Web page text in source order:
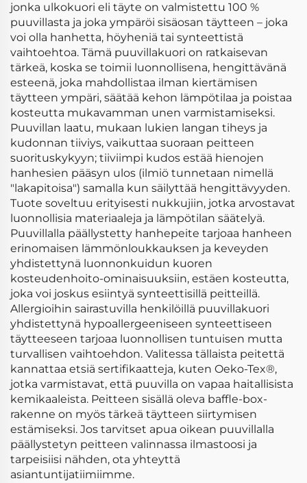
jonka ulkokuori eli täyte on valmistettu 100 %
puuvillasta ja joka ympäröi sisäosan täytteen – joka
voi olla hanhetta, höyheniä tai synteettistä
vaihtoehtoa. Tämä puuvillakuori on ratkaisevan
tärkeä, koska se toimii luonnollisena, hengittävänä
esteenä, joka mahdollistaa ilman kiertämisen
täytteen ympäri, säätää kehon lämpötilaa ja poistaa
kosteutta mukavamman unen varmistamiseksi.
Puuvillan laatu, mukaan lukien langan tiheys ja
kudonnan tiiviys, vaikuttaa suoraan peitteen
suorituskykyyn; tiiviimpi kudos estää hienojen
hanhesien pääsyn ulos (ilmiö tunnetaan nimellä
"lakapitoisa") samalla kun säilyttää hengittävyyden.
Tuote soveltuu erityisesti nukkujiin, jotka arvostavat
luonnollisia materiaaleja ja lämpötilan säätelyä.
Puuvillalla päällystetty hanhepeite tarjoaa hanheen
erinomaisen lämmönloukkauksen ja keveyden
yhdistettynä luonnonkuidun kuoren
kosteudenhoito-ominaisuuksiin, estäen kosteutta,
joka voi joskus esiintyä synteettisillä peitteillä.
Allergioihin sairastuvilla henkilöillä puuvillakuori
yhdistettynä hypoallergeeniseen synteettiseen
täytteeseen tarjoaa luonnollisen tuntuisen mutta
turvallisen vaihtoehdon. Valitessa tällaista peitettä
kannattaa etsiä sertifikaatteja, kuten Oeko-Tex®,
jotka varmistavat, että puuvilla on vapaa haitallisista
kemikaaleista. Peitteen sisällä oleva baffle-box-
rakenne on myös tärkeä täytteen siirtymisen
estämiseksi. Jos tarvitset apua oikean puuvillalla
päällystetyn peitteen valinnassa ilmastoosi ja
tarpeisiisi nähden, ota yhteyttä
asiantuntijatiimiimme.